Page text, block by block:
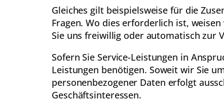
Gleiches gilt beispielsweise für die
Fragen. Wo dies erforderlich ist,
Sie uns freiwillig oder automatisch zur
Sofern Sie Service-Leistungen in
Leistungen benötigen. Soweit wir Sie
personenbezogener Daten erfolgt
Geschäftsinteressen.